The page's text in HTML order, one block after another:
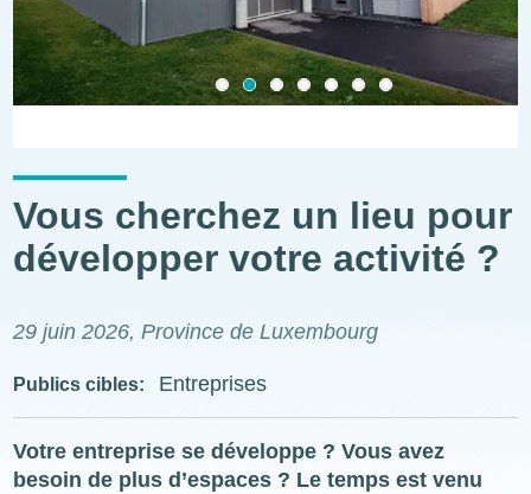
Vous cherchez un lieu pour
développer votre activité ?
29 juin 2026, Province de Luxembourg
Publics cibles Entreprises
Votre entreprise se développe ? Vous avez
besoin de plus d’espaces ? Le temps est venu